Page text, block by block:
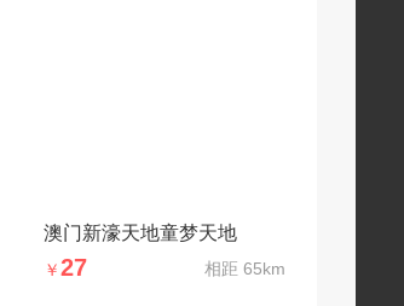
澳门新濠天地童梦天地
￥27 相距 65km